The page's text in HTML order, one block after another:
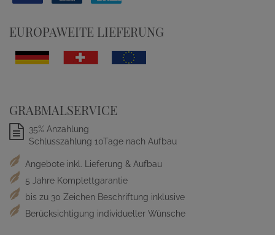
EUROPAWEITE LIEFERUNG
GRABMALSERVICE
35% Anzahlung
Schlusszahlung 10Tage nach Aufbau
Angebote inkl. Lieferung & Aufbau
5 Jahre Komplettgarantie
bis zu 30 Zeichen Beschriftung inklusive
Berücksichtigung individueller Wünsche